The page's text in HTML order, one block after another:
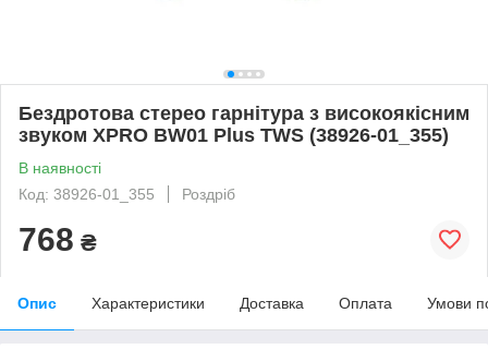
Бездротова стерео гарнітура з високоякісним
звуком XPRO BW01 Plus TWS (38926-01_355)
В наявності
Код: 38926-01_355
Роздріб
768 ₴
Опис Характеристики Доставка Оплата Умови